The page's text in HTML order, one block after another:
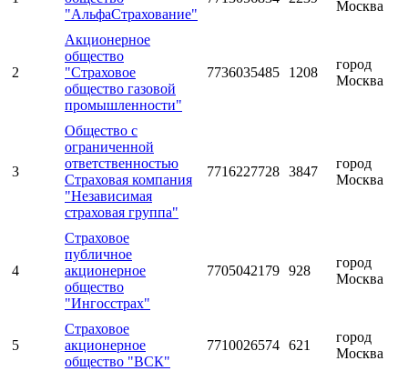
"АльфаСтрахование"
Москва
2
Акционерное
общество
"Страховое
общество газовой
промышленности"
7736035485 1208
город
Москва
3
Общество с
ограниченной
ответственностью
Страховая компания
"Независимая
страховая группа"
7716227728 3847
город
Москва
4
Страховое
публичное
акционерное
общество
"Ингосстрах"
7705042179 928
город
Москва
5
Страховое
акционерное
общество "ВСК"
7710026574 621
город
Москва